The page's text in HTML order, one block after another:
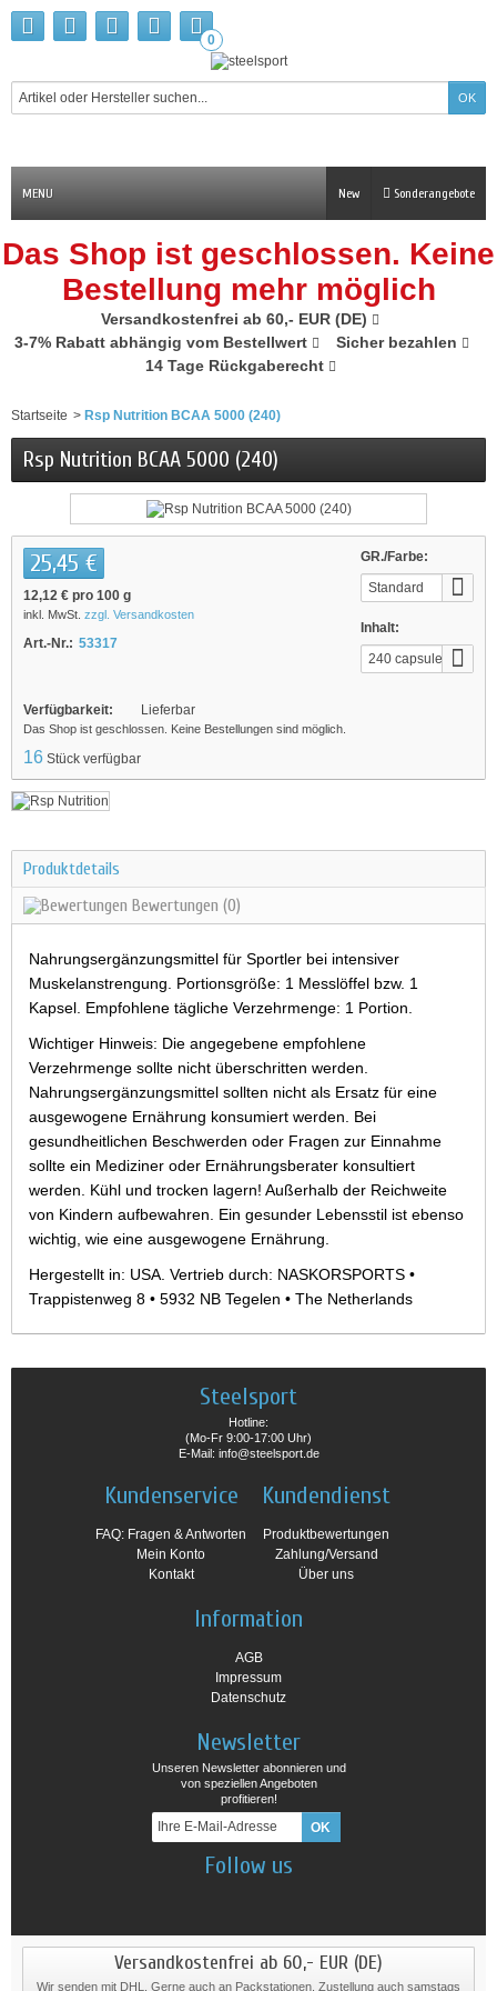
0
MENU Sonderangebote
New
Das Shop ist geschlossen. Keine
Bestellung mehr möglich
Versandkostenfrei ab 60,- EUR (DE)
3-7% Rabatt abhängig vom Bestellwert
Sicher bezahlen
14 Tage Rückgaberecht
Startseite > Rsp Nutrition BCAA 5000 (240)
Rsp Nutrition BCAA 5000 (240)
GR./Farbe:
Standard
Inhalt:
240 capsules
25,45 €
12,12 € pro 100 g
inkl. MwSt. zzgl. Versandkosten
Art.-Nr.: 53317
Verfügbarkeit: Lieferbar
Das Shop ist geschlossen. Keine Bestellungen sind möglich.
16 Stück verfügbar
Produktdetails
Bewertungen (0)
Nahrungsergänzungsmittel für Sportler bei intensiver
Muskelanstrengung. Portionsgröße: 1 Messlöffel bzw. 1
Kapsel. Empfohlene tägliche Verzehrmenge: 1 Portion.
Wichtiger Hinweis: Die angegebene empfohlene
Verzehrmenge sollte nicht überschritten werden.
Nahrungsergänzungsmittel sollten nicht als Ersatz für eine
ausgewogene Ernährung konsumiert werden. Bei
gesundheitlichen Beschwerden oder Fragen zur Einnahme
sollte ein Mediziner oder Ernährungsberater konsultiert
werden. Kühl und trocken lagern! Außerhalb der Reichweite
von Kindern aufbewahren. Ein gesunder Lebensstil ist ebenso
wichtig, wie eine ausgewogene Ernährung.
Hergestellt in: USA. Vertrieb durch: NASKORSPORTS •
Trappistenweg 8 • 5932 NB Tegelen • The Netherlands
Steelsport
Hotline:
(Mo-Fr 9:00-17:00 Uhr)
E-Mail: info@steelsport.de
Kundenservice
FAQ: Fragen & Antworten
Mein Konto
Kontakt
Kundendienst
Produktbewertungen
Zahlung/Versand
Über uns
Information
AGB
Impressum
Datenschutz
Newsletter
Unseren Newsletter abonnieren und
von speziellen Angeboten
profitieren!
Follow us
Versandkostenfrei ab 60,- EUR (DE)
Wir senden mit DHL. Gerne auch an Packstationen. Zustellung auch samstags